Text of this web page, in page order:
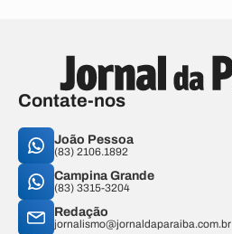
Contate-nos
João Pessoa
(83) 2106.1892
Campina Grande
(83) 3315-3204
Redação
jornalismo@jornaldaparaiba.com.br